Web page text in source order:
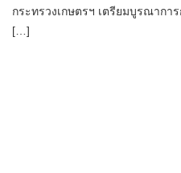
กระทรวงเกษตรฯ เตรียมบูรณากา
[…]